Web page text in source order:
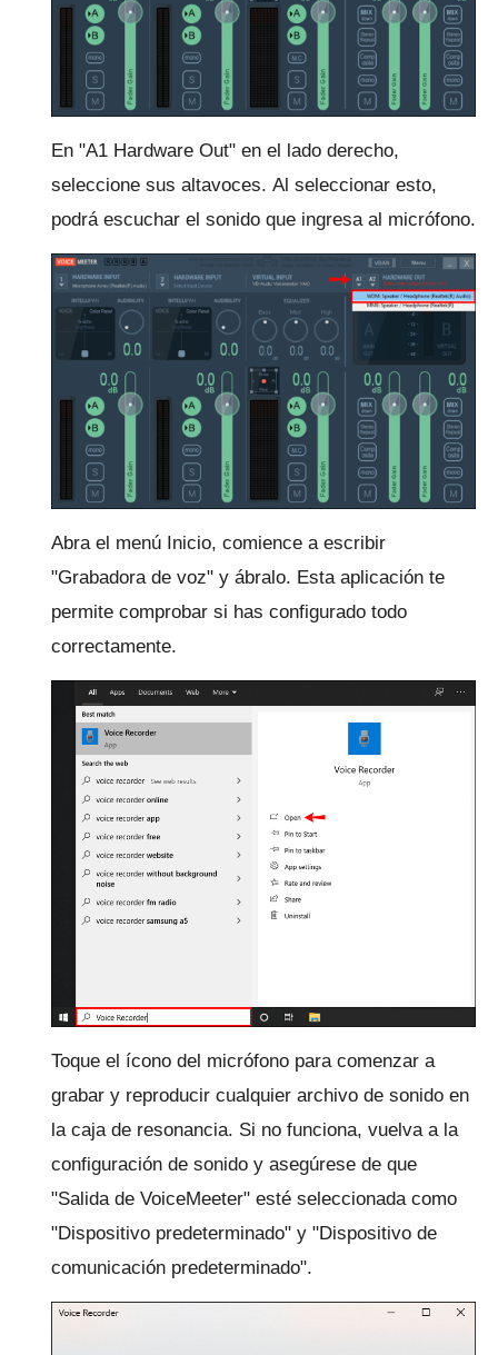
En "A1 Hardware Out" en el lado derecho,
seleccione sus altavoces. Al seleccionar esto,
podrá escuchar el sonido que ingresa al micrófono.
Abra el menú Inicio, comience a escribir
"Grabadora de voz" y ábralo. Esta aplicación te
permite comprobar si has configurado todo
correctamente.
Toque el ícono del micrófono para comenzar a
grabar y reproducir cualquier archivo de sonido en
la caja de resonancia. Si no funciona, vuelva a la
configuración de sonido y asegúrese de que
"Salida de VoiceMeeter" esté seleccionada como
"Dispositivo predeterminado" y "Dispositivo de
comunicación predeterminado".